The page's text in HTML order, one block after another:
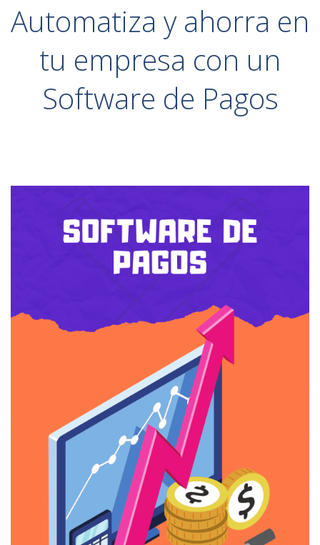
Automatiza y ahorra en
tu empresa con un
Software de Pagos